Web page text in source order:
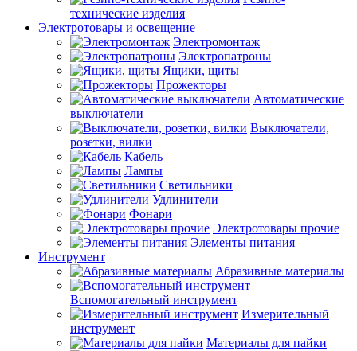
технические изделия
Электротовары и освещение
Электромонтаж
Электропатроны
Ящики, щиты
Прожекторы
Автоматические
выключатели
Выключатели,
розетки, вилки
Кабель
Лампы
Светильники
Удлинители
Фонари
Электротовары прочие
Элементы питания
Инструмент
Абразивные материалы
Вспомогательный инструмент
Измерительный
инструмент
Материалы для пайки